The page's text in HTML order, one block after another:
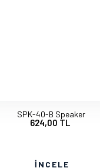
SPK-40-B Speaker
624,00 TL
İNCELE